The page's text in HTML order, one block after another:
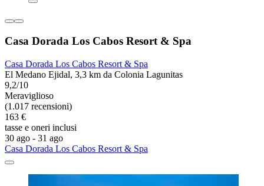
Casa Dorada Los Cabos Resort & Spa
Casa Dorada Los Cabos Resort & Spa
El Medano Ejidal, 3,3 km da Colonia Lagunitas
9,2/10
Meraviglioso
(1.017 recensioni)
163 €
tasse e oneri inclusi
30 ago - 31 ago
Casa Dorada Los Cabos Resort & Spa